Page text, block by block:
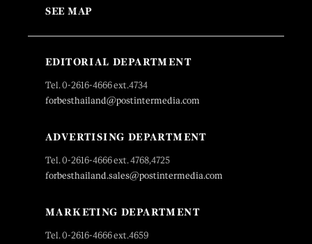
SEE MAP
EDITORIAL DEPARTMENT
Tel. 0-2616-4666 ext.4734
forbesthailand@postintermedia.com
ADVERTISING DEPARTMENT
Tel. 0-2616-4666 ext. 4768,4725
forbesthailand.sales@postintermedia.com
MARKETING DEPARTMENT
Tel. 0-2616-4666 ext.4659